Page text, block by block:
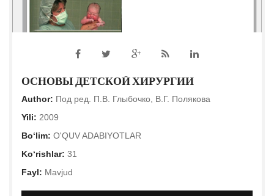
ОСНОВЫ ДЕТСКОЙ ХИРУРГИИ
Author: Под ред. П.В. Глыбочко, В.Г. Полякова
Yili: 2009
Bo‘lim: O'QUV ADABIYOTLAR
Ko‘rishlar: 31
Fayl: Mavjud